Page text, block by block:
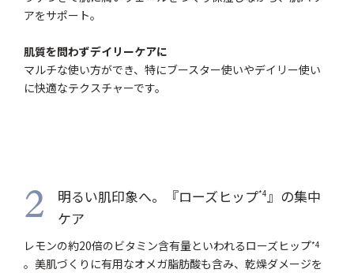
アをサポート。
肌質を問わずデイリーケアに
マルチな使い方ができ、特にブースター使いやデイリー使い
に快適なテクスチャーです。
2 明るい肌印象へ。『ローズヒップ*4 』の集中
ケア
レモンの約20倍のビタミン含有量といわれるローズヒップ*4
。美肌づくりに有用なオメガ脂肪酸も含み、乾燥ダメージを